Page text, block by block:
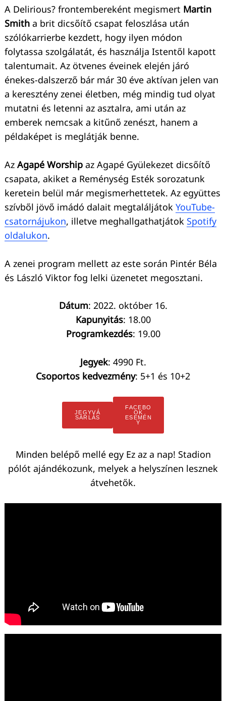
A Delirious? frontembereként megismert Martin
Smith a brit dicsőítő csapat feloszlása után
szólókarrierbe kezdett, hogy ilyen módon
folytassa szolgálatát, és használja Istentől kapott
talentumait. Az ötvenes éveinek elején járó
énekes-dalszerző bár már 30 éve aktívan jelen van
a keresztény zenei életben, még mindig tud olyat
mutatni és letenni az asztalra, ami után az
emberek nemcsak a kitűnő zenészt, hanem a
példaképet is meglátják benne.
Az Agapé Worship az Agapé Gyülekezet dicsőítő
csapata, akiket a Reménység Esték sorozatunk
keretein belül már megismerhettetek. Az együttes
szívből jövő imádó dalait megtaláljátok YouTube-
csatornájukon, illetve meghallgathatjátok Spotify
oldalukon.
A zenei program mellett az este során Pintér Béla
és László Viktor fog lelki üzenetet megosztani.
Dátum: 2022. október 16.
Kapunyitás: 18.00
Programkezdés: 19.00
Jegyek: 4990 Ft.
Csoportos kedvezmény: 5+1 és 10+2
JEGYVÁ
SÁRLÁS
FACEBO
OK
ESEMÉN
Y
Minden belépő mellé egy Ez az a nap! Stadion
pólót ajándékozunk, melyek a helyszínen lesznek
átvehetők.